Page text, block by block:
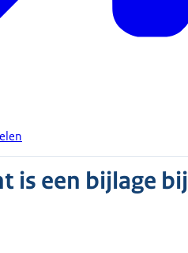
is een bijlage bij